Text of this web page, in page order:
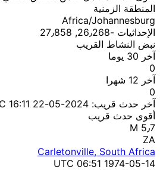
المنطقة الزمنية
Africa/Johannesburg
الإحداثيات ؜-26٫268, 27٫858
نبض النشاط القريب
آخر 30 يوما
0
آخر 12 شهرا
0
آخر حدث قريب: 2024-05-22 16:11 UTC
أقوى حدث قريب
M 5٫7
ZA
Carletonville, South Africa
1974-05-14 06:51 UTC